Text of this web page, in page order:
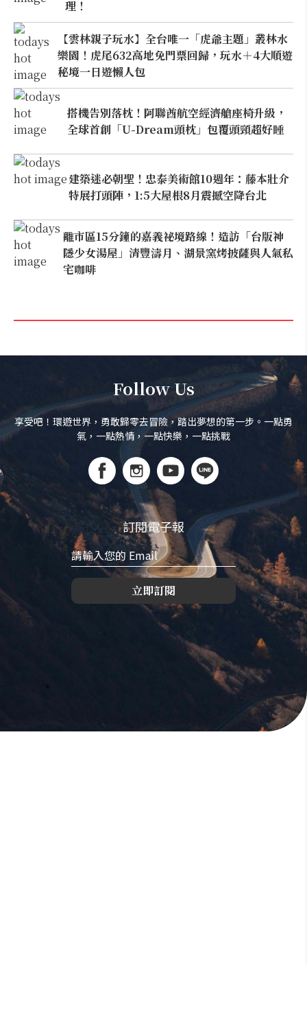
理！
【雲林親子玩水】全台唯一「虎爺主題」叢林水
樂園！虎尾632高地免門票回歸，玩水＋4大順遊
秘境一日遊懶人包
搭機告別落枕！阿聯酋航空經濟艙座椅升級，
全球首創「U-Dream頭枕」包覆頭頸超好睡
建築迷必朝聖！忠泰美術館10週年：藤本壯介
特展打頭陣，1:5大屋根8月震撼空降台北
離市區15分鐘的嘉義祕境路線！造訪「台版神
隱少女湯屋」清豐濤月、湖景窯烤披薩與人氣私
宅咖啡
Follow Us
享受吧！環遊世界，勇敢歸零去冒險，踏出夢想的第一步。一點勇
氣，一點熱情，一點快樂，一點挑戰
訂閱電子報
立即訂閱